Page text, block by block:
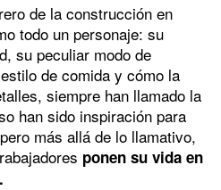
de la construcción en
todo un personaje: su
su peculiar modo de
de comida y cómo la
siempre han llamado la
han sido inspiración para
más allá de lo llamativo,
ponen su vida en